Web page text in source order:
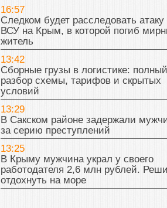
16:57
Следком будет расследовать атаку
ВСУ на Крым, в которой погиб
житель
13:42
Сборные грузы в логистике: полный
разбор схемы, тарифов и скрытых
условий
13:29
В Сакском районе задержали
за серию преступлений
13:25
В Крыму мужчина украл у своего
работодателя 2,6 млн рублей.
отдохнуть на море